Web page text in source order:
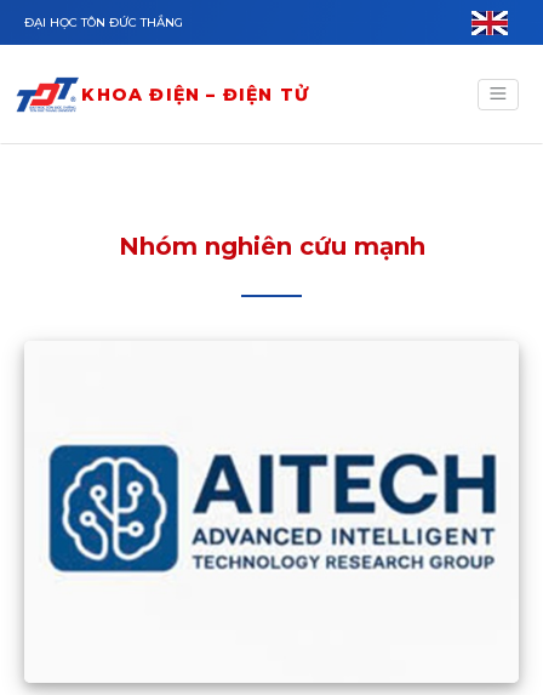
Nhảy đến nội dung
ĐẠI HỌC TÔN ĐỨC THẮNG
KHOA ĐIỆN – ĐIỆN TỬ
Nhóm nghiên cứu mạnh